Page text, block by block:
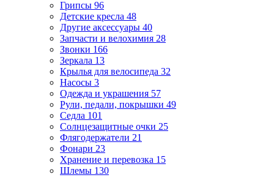
Грипсы 96
Детские кресла 48
Другие аксессуары 40
Запчасти и велохимия 28
Звонки 166
Зеркала 13
Крылья для велосипеда 32
Насосы 3
Одежда и украшения 57
Рули, педали, покрышки 49
Седла 101
Солнцезащитные очки 25
Флягодержатели 21
Фонари 23
Хранение и перевозка 15
Шлемы 130